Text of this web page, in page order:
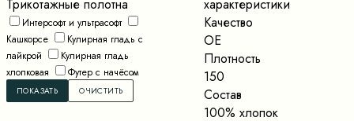
Трикотажные полотна
Интерсофт и ультрасофт
Кашкорсе
Кулирная гладь с
лайкрой
Кулирная гладь
хлопковая
Футер с начёсом
характеристики
Качество
ОЕ
Плотность
150
Состав
100% хлопок